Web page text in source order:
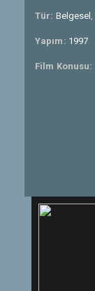
Tür: Belgesel ,
Yapım: 1997
Film Konusu: